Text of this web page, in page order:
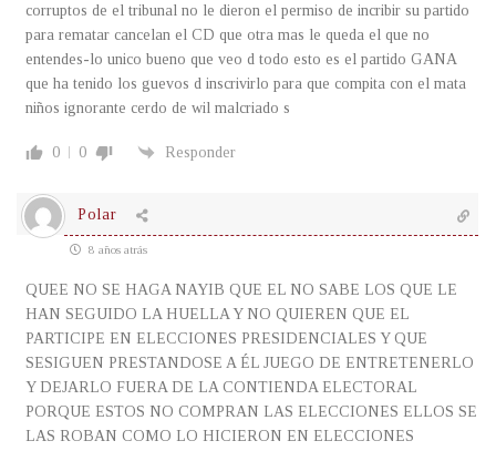
corruptos de el tribunal no le dieron el permiso de incribir su partido
para rematar cancelan el CD que otra mas le queda el que no
entendes-lo unico bueno que veo d todo esto es el partido GANA
que ha tenido los guevos d inscrivirlo para que compita con el mata
niños ignorante cerdo de wil malcriado s
0 0 Responder
Polar
8 años atrás
QUEE NO SE HAGA NAYIB QUE EL NO SABE LOS QUE LE
HAN SEGUIDO LA HUELLA Y NO QUIEREN QUE EL
PARTICIPE EN ELECCIONES PRESIDENCIALES Y QUE
SESIGUEN PRESTANDOSE A ÉL JUEGO DE ENTRETENERLO
Y DEJARLO FUERA DE LA CONTIENDA ELECTORAL
PORQUE ESTOS NO COMPRAN LAS ELECCIONES ELLOS SE
LAS ROBAN COMO LO HICIERON EN ELECCIONES